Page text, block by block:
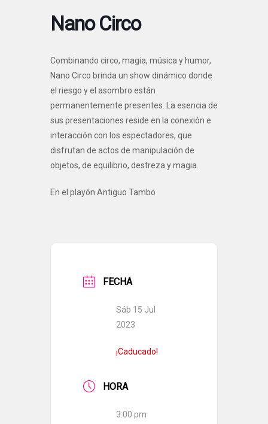
Nano Circo
Combinando circo, magia, música y humor,
Nano Circo brinda un show dinámico donde
el riesgo y el asombro están
permanentemente presentes. La esencia de
sus presentaciones reside en la conexión e
interacción con los espectadores, que
disfrutan de actos de manipulación de
objetos, de equilibrio, destreza y magia.
En el playón Antiguo Tambo
FECHA
Sáb 15 Jul
2023
¡Caducado!
HORA
3:00 pm